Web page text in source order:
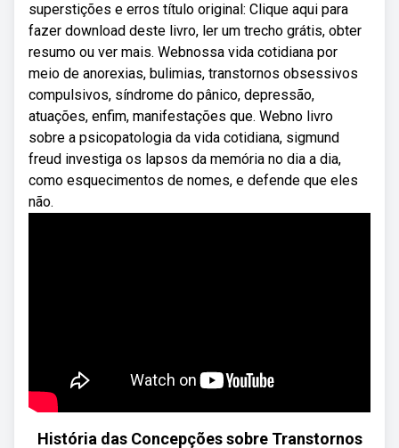
superstições e erros título original: Clique aqui para
fazer download deste livro, ler um trecho grátis, obter
resumo ou ver mais. Webnossa vida cotidiana por
meio de anorexias, bulimias, transtornos obsessivos
compulsivos, síndrome do pânico, depressão,
atuações, enfim, manifestações que. Webno livro
sobre a psicopatologia da vida cotidiana, sigmund
freud investiga os lapsos da memória no dia a dia,
como esquecimentos de nomes, e defende que eles
não.
História das Concepções sobre Transtornos